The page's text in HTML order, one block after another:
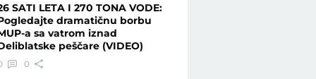
SATI LETA I 270 TONA VODE:
dramatičnu borbu
a sa vatrom iznad
peščare (VIDEO)
0